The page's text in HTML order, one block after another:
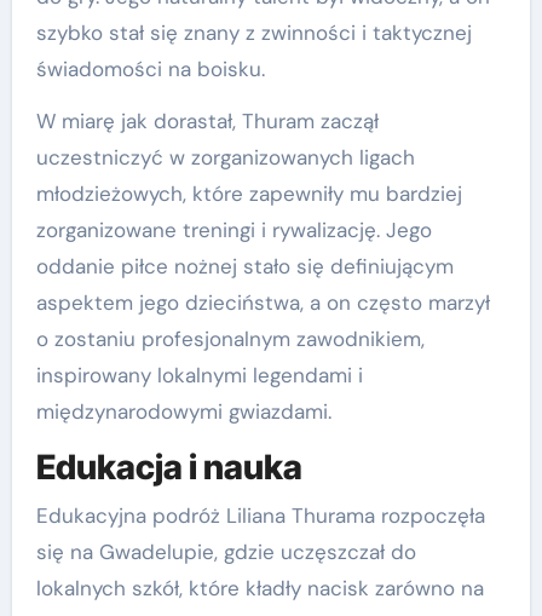
szybko stał się znany z zwinności i taktycznej
świadomości na boisku.
W miarę jak dorastał, Thuram zaczął
uczestniczyć w zorganizowanych ligach
młodzieżowych, które zapewniły mu bardziej
zorganizowane treningi i rywalizację. Jego
oddanie piłce nożnej stało się definiującym
aspektem jego dzieciństwa, a on często marzył
o zostaniu profesjonalnym zawodnikiem,
inspirowany lokalnymi legendami i
międzynarodowymi gwiazdami.
Edukacja i nauka
Edukacyjna podróż Liliana Thurama rozpoczęła
się na Gwadelupie, gdzie uczęszczał do
lokalnych szkół, które kładły nacisk zarówno na